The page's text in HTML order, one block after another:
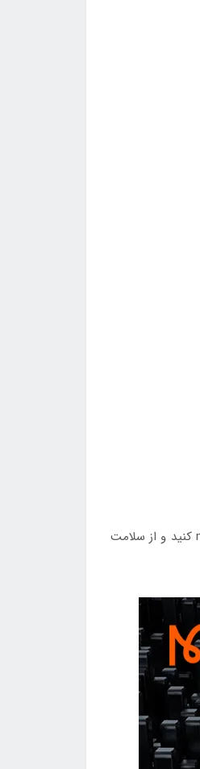
دارای یک نمایشگر LED دیجیتال است که ولتاژ لحظه‌ای باتری خودرو را نشان می‌دهد. با این ویژگی می‌توانید وضعیت باتری ماشین خود را monitor کنید و از سلامت